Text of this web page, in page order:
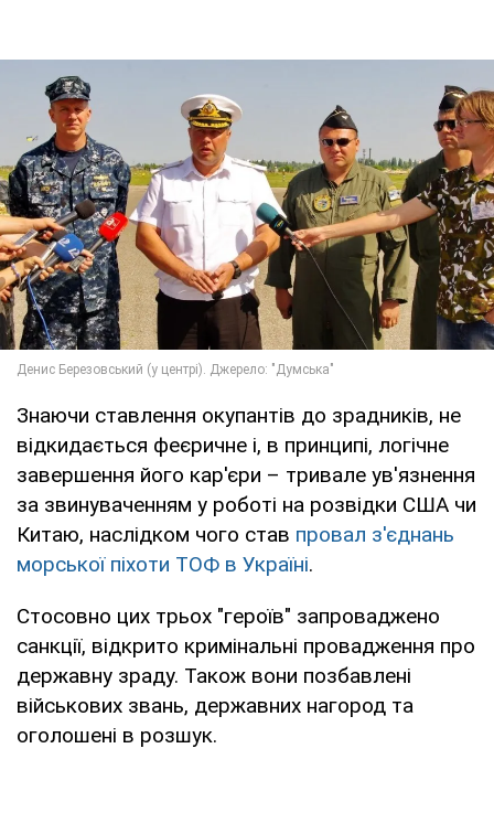
Знаючи ставлення окупантів до зрадників, не
відкидається феєричне і, в принципі, логічне
завершення його кар'єри – тривале ув'язнення
за звинуваченням у роботі на розвідки США чи
Китаю, наслідком чого став провал з'єднань
морської піхоти ТОФ в Україні.
Стосовно цих трьох "героїв" запроваджено
санкції, відкрито кримінальні провадження про
державну зраду. Також вони позбавлені
військових звань, державних нагород та
оголошені в розшук.